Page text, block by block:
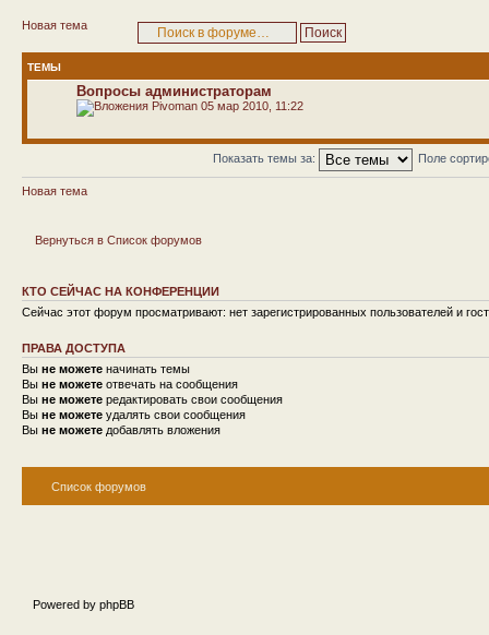
Новая тема
ТЕМЫ
Вопросы администраторам
Pivoman 05 мар 2010, 11:22
Показать темы за: Поле
Новая тема
Вернуться в Список форумов
КТО СЕЙЧАС НА КОНФЕРЕНЦИИ
Сейчас этот форум просматривают: нет зарегистрированных пользователей и
ПРАВА ДОСТУПА
Вы не можете начинать темы
Вы не можете отвечать на сообщения
Вы не можете редактировать свои сообщения
Вы не можете удалять свои сообщения
Вы не можете добавлять вложения
Список форумов
Powered by phpBB